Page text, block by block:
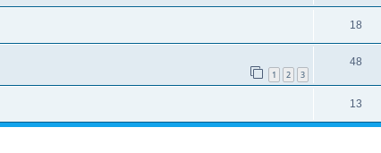
18
1 2 3
48
13